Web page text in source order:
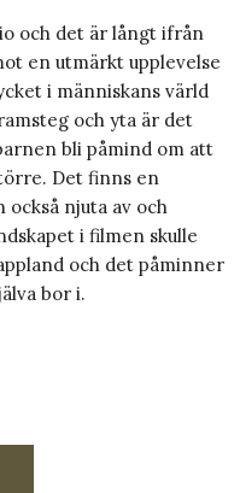
och det är långt ifrån
en utmärkt upplevelse
i människans värld
och yta är det
bli påmind om att
Det finns en
också njuta av och
i filmen skulle
och det påminner
bor i.